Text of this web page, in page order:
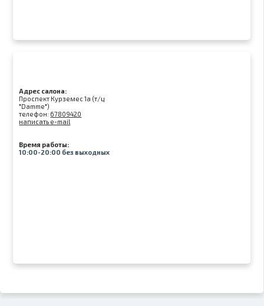
Адрес салона:
Проспект Курземес 1а (т/ц
"Damme")
телефон: 67809420
написать e-mail
Время работы:
10:00-20:00 без выходных